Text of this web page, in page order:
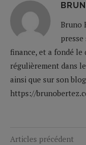
Bruno
finance, et a fondé
régulièrement dans
ainsi que sur son
https://
Articles précédent